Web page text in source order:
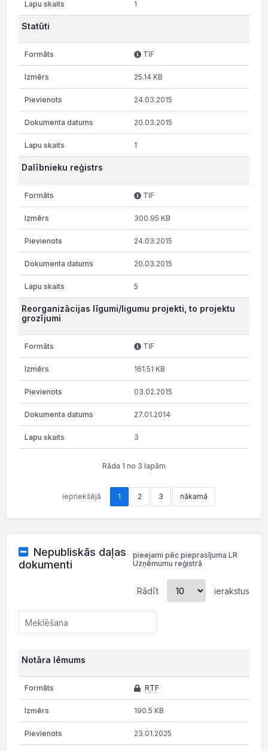
1
Statūti
TIF
25.14 KB
24.03.2015
20.03.2015
1
Dalībnieku reģistrs
TIF
300.95 KB
24.03.2015
20.03.2015
5
Reorganizācijas līgumi/ligumu projekti, to projektu
grozījumi
TIF
161.51 KB
03.02.2015
27.01.2014
3
Rāda 1 no 3 lapām
iepriekšējā 1 2 3 nākamā
Nepubliskās daļas
dokumenti
pieejami pēc pieprasījuma LR
Uzņēmumu reģistrā
Rādīt ierakstus
Notāra lēmums
RTF
190.5 KB
23.01.2025